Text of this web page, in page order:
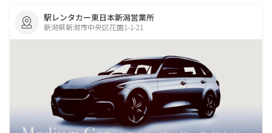
駅レンタカー東日本新潟営業所
新潟県新潟市中央区花園1-1-21